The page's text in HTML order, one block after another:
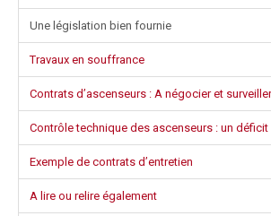
Une législation bien fournie
Travaux en souffrance
Contrats d’ascenseurs : A négocier et surveiller
Contrôle technique des ascenseurs : un
Exemple de contrats d’entretien
A lire ou relire également